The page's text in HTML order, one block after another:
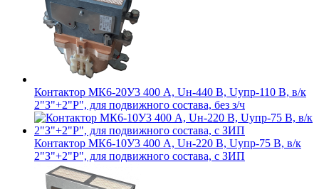
Контактор МК6-20У3 400 А, Uн-440 В, Uупр-110 В, в/к
2"З"+2"Р", для подвижного состава, без з/ч
Контактор МК6-10У3 400 А, Uн-220 В, Uупр-75 В, в/к
2"З"+2"Р", для подвижного состава, с ЗИП